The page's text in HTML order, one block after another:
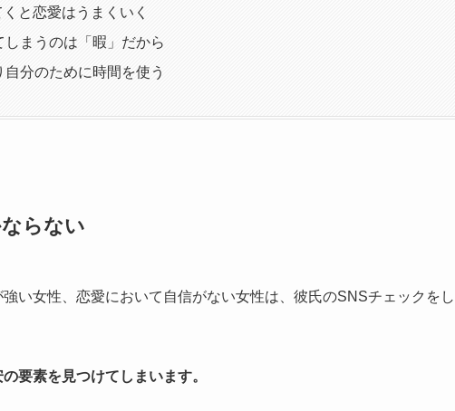
と恋愛はうまくいく
まうのは「暇」だから
分のために時間を使う
らない
い女性、恋愛において自信がない女性は、彼氏のSNSチェックを
要素を見つけてしまいます。